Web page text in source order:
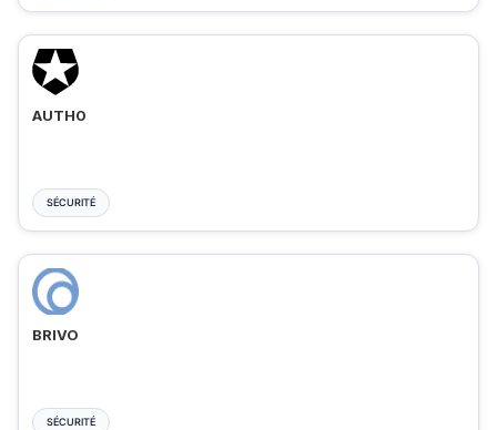
AUTH0
SÉCURITÉ
BRIVO
SÉCURITÉ